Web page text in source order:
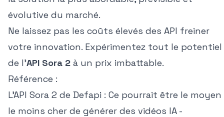
évolutive du marché.
Ne laissez pas les coûts élevés des API freiner
votre innovation. Expérimentez tout le potentiel
de l'API Sora 2 à un prix imbattable.
Référence :
L'API Sora 2 de Defapi : Ce pourrait être le moyen
le moins cher de générer des vidéos IA -